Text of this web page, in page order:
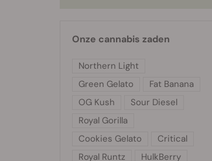
Onze cannabis zaden
Northern Light
Green Gelato
Fat Banana
OG Kush
Sour Diesel
Royal Gorilla
Cookies Gelato
Critical
Royal Runtz
HulkBerry